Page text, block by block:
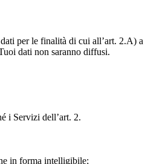
per le finalità di cui all’art. 2.A)
dati non saranno diffusi.
i Servizi dell’art. 2.
in forma intelligibile;